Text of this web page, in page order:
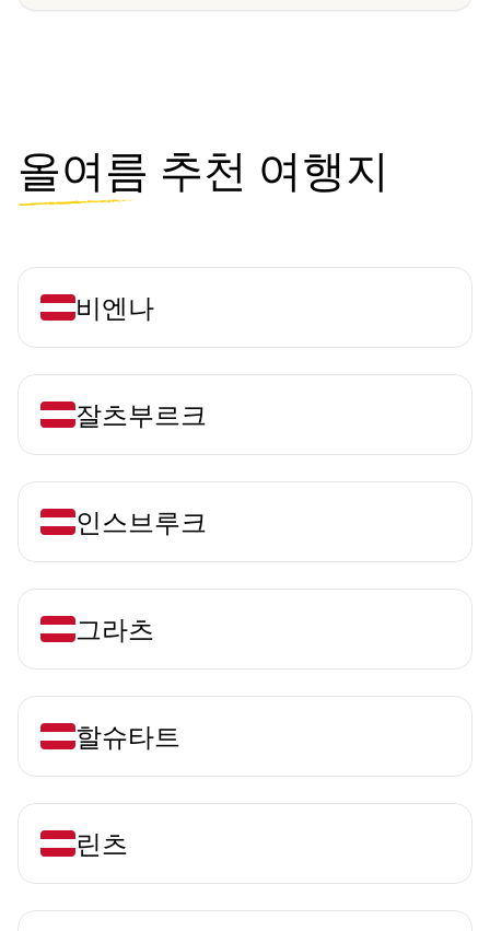
올여름 추천 여행지
비엔나
잘츠부르크
인스브루크
그라츠
할슈타트
린츠